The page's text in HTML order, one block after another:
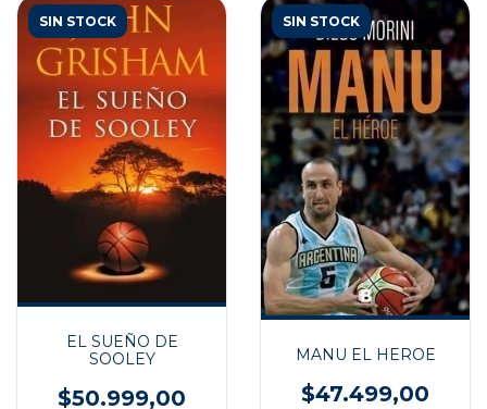
SIN STOCK
EL SUEÑO DE
SOOLEY
$50.999,00
SIN STOCK
MANU EL HEROE
$47.499,00